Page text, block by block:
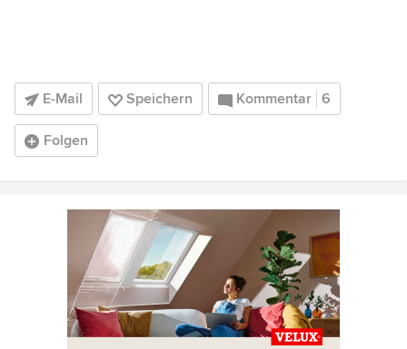
E-Mail Speichern Kommentar 6
Folgen